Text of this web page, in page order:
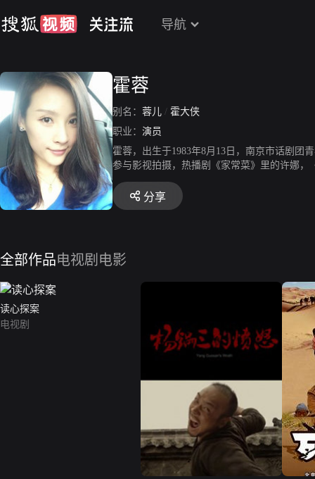
导航
霍蓉
别名： 蓉儿 / 霍大侠
职业： 演员
霍蓉，出生于1983年8月13日，南京市话剧团
参与影视拍摄，热播剧《家常菜》里的许娜
部犯罪心理探案剧《问心无愧》等等，出演
分享
全部作品电视剧 电影
读心探案
电视剧